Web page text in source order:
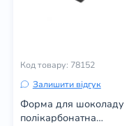
Код товару: 78152
Залишити відгук
Форма для шоколаду
полікарбонатна